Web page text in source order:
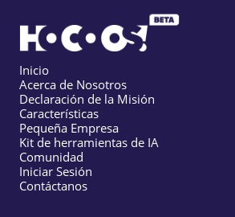
Inicio
Acerca de Nosotros
Declaración de la Misión
Características
Pequeña Empresa
Kit de herramientas de IA
Comunidad
Iniciar Sesión
Contáctanos